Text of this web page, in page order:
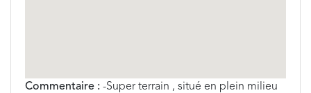
Commentaire : -Super terrain , situé en plein milieu